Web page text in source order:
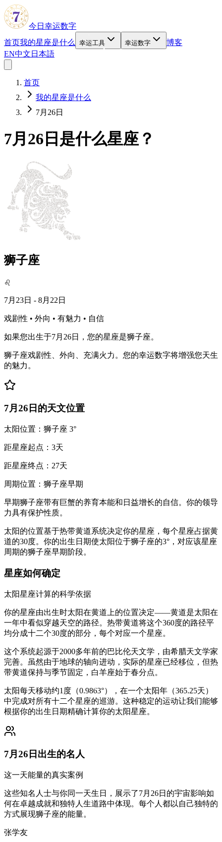
今日幸运数字
首页我的星座是什么 幸运工具 幸运数字
博客
EN中文 日本語
首页
我的星座是什么
7月26日
7月26日是什么星座？
狮子座
♌
7月23日 - 8月22日
戏剧性 • 外向 • 有魅力 • 自信
如果您出生于7月26日，您的星座是狮子座。
狮子座戏剧性、外向、充满火力。您的幸运数字将增强您天生
的魅力。
7月26日的天文位置
太阳位置：狮子座 3°
距星座起点：3天
距星座终点：27天
周期位置：狮子座早期
早期狮子座带有巨蟹的养育本能和日益增长的自信。你的领导
力具有保护性质。
太阳的位置基于热带黄道系统决定你的星座，每个星座占据黄
道的30度。你的出生日期使太阳位于狮子座的3°，对应该星座
周期的狮子座早期阶段。
星座如何确定
太阳星座计算的科学依据
你的星座由出生时太阳在黄道上的位置决定——黄道是太阳在
一年中看似穿越天空的路径。热带黄道将这个360度的路径平
均分成十二个30度的部分，每个对应一个星座。
这个系统起源于2000多年前的巴比伦天文学，由希腊天文学家
完善。虽然由于地球的轴向进动，实际的星座已经移位，但热
带黄道保持与季节固定，白羊座始于春分点。
太阳每天移动约1度（0.9863°），在一个太阳年（365.25天）
中完成对所有十二个星座的巡游。这种稳定的运动让我们能够
根据你的出生日期精确计算你的太阳星座。
7月26日出生的名人
这一天能量的真实案例
这些知名人士与你同一天生日，展示了7月26日的宇宙影响如
何在卓越成就和独特人生道路中体现。每个人都以自己独特的
方式展现狮子座的能量。
张学友